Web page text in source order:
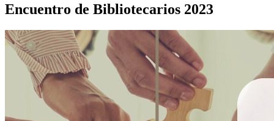
Encuentro de Bibliotecarios 2023